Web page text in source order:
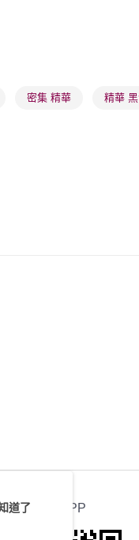
密集 精華 精華
官方APP
道了